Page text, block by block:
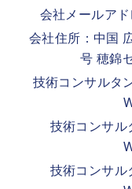
会社メールア
会社住所：中国
号 穂錦
技術コンサルタ
技術コンサ
技術コンサ